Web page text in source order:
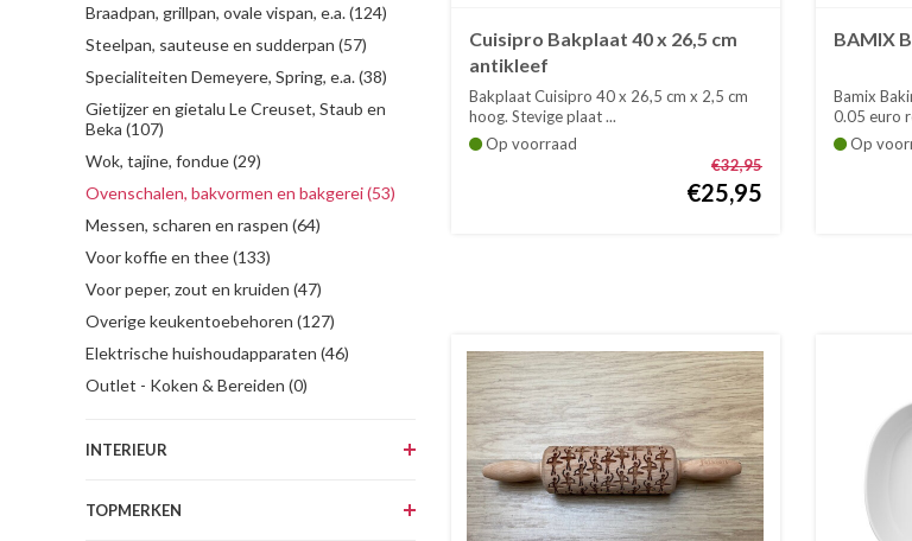
Braadpan, grillpan, ovale vispan, e.a. (124)
Steelpan, sauteuse en sudderpan (57)
Specialiteiten Demeyere, Spring, e.a. (38)
Gietijzer en gietalu Le Creuset, Staub en
Beka (107)
Wok, tajine, fondue (29)
Ovenschalen, bakvormen en bakgerei (53)
Messen, scharen en raspen (64)
Voor koffie en thee (133)
Voor peper, zout en kruiden (47)
Overige keukentoebehoren (127)
Elektrische huishoudapparaten (46)
Outlet - Koken & Bereiden (0)
INTERIEUR
TOPMERKEN
Cuisipro Bakplaat 40 x 26,5 cm
antikleef
Bakplaat Cuisipro 40 x 26,5 cm x 2,5 cm
hoog. Stevige plaat ...
Op voorraad
€32,95
€25,95
BAMIX
Bamix
0.05 euro
Op